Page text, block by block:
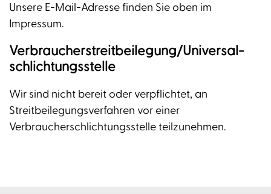
Unsere E-Mail-Adresse finden Sie oben im
Impressum.
Verbraucher­streit­beilegung/Universal­
schlichtungs­stelle
Wir sind nicht bereit oder verpflichtet, an
Streitbeilegungsverfahren vor einer
Verbraucherschlichtungsstelle teilzunehmen.